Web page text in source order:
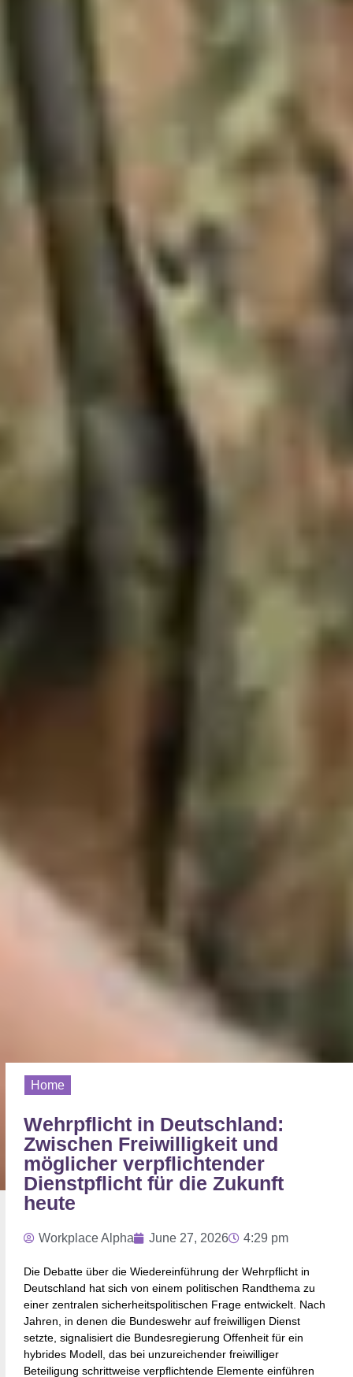
Home
Wehrpflicht in Deutschland:
Zwischen Freiwilligkeit und
möglicher verpflichtender
Dienstpflicht für die Zukunft
heute
Workplace Alpha June 27, 2026 4:29 pm
Die Debatte über die Wiedereinführung der Wehrpflicht in
Deutschland hat sich von einem politischen Randthema zu
einer zentralen sicherheitspolitischen Frage entwickelt. Nach
Jahren, in denen die Bundeswehr auf freiwilligen Dienst
setzte, signalisiert die Bundesregierung Offenheit für ein
hybrides Modell, das bei unzureichender freiwilliger
Beteiligung schrittweise verpflichtende Elemente einführen